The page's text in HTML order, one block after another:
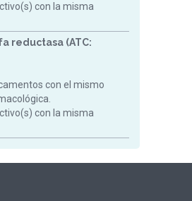
con la misma
reductasa (ATC:
con el mismo
con la misma